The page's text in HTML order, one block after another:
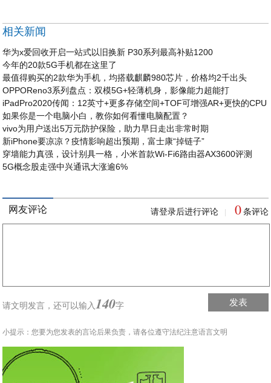
相关新闻
华为x爱回收开启一站式以旧换新 P30系列最高补贴1200
今年的20款5G手机都在这里了
最值得购买的2款华为手机，均搭载麒麟980芯片，价格均2千出头
OPPOReno3系列盘点：双模5G+轻薄机身，影像能力超能打
iPadPro2020传闻：12英寸+更多存储空间+TOF可增强AR+更快的CPU
如果你是一个电脑小白，教你如何看懂电脑配置？
vivo为用户送出5万元防护保险，助力早日走出非常时期
新iPhone要凉凉？疫情影响超出预期，富士康“掉链子”
穿墙能力真强，设计别具一格，小米首款Wi-Fi6路由器AX3600评测
5G概念股走强中兴通讯大涨逾6%
网友评论 请登录后进行评论 0 条评论
请文明发言，还可以输入 140字 发表
小提示：您要为您发表的言论后果负责，请各位遵守法纪注意语言文明